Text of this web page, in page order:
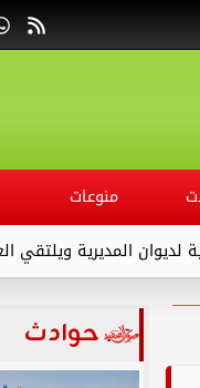
منوعات
حبس 3 متهمين 15 يومًا علي ذمةالتحقيقات بتهمة التنقيب عن الآثار داخل...
العاملين.
حوادث